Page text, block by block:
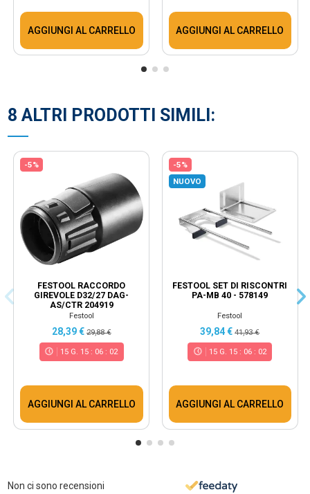
AGGIUNGI AL CARRELLO AGGIUNGI AL CARRELLO
8 ALTRI PRODOTTI SIMILI:
-5%
FESTOOL RACCORDO
GIREVOLE D32/27 DAG-
AS/CTR 204919
Festool
28,39 € 29,88 €
15 G. 15 : 06 : 02
AGGIUNGI AL CARRELLO
-5%
NUOVO
FESTOOL SET DI RISCONTRI
PA-MB 40 - 578149
Festool
39,84 €41,93 €
15G. 15: 06: 02
AGGIUNGI AL CARRELLO
Non ci sono recensioni